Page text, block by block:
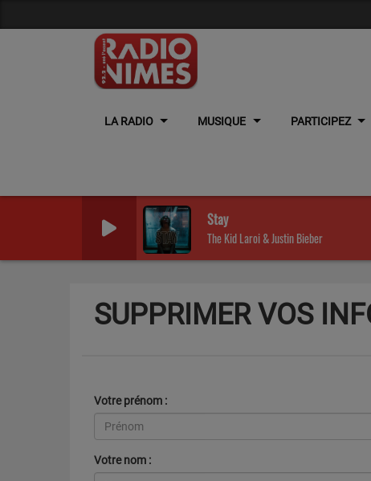
LA RADIO MUSIQUE PARTICIPEZ
Stay
The Kid Laroi & Justin Bieber
SUPPRIMER VOS
Votre prénom :
Votre nom :